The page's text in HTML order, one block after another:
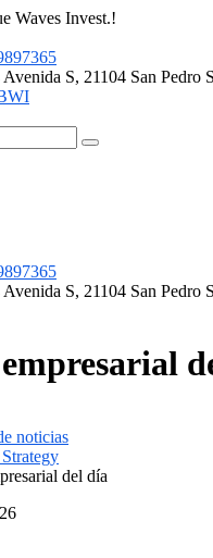
Waves Invest.!
S, 21104 San Pedro
S, 21104 San Pedro
noticias
del día